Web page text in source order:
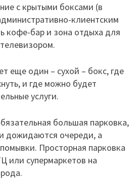
с крытыми боксами (в
клиентским
кофе-бар и зона отдыха для
еще один – сухой – бокс, где
и где можно будет
услуги.
большая парковка,
дожидаются очереди, а
Просторная парковка
или супермаркетов на